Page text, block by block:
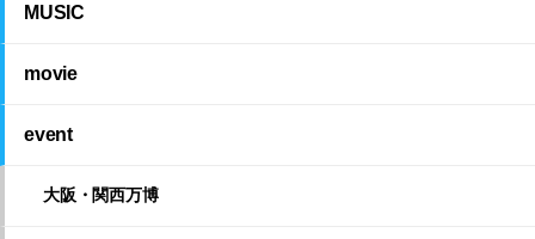
MUSIC
movie
event
大阪・関西万博